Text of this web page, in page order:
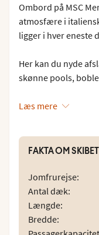
Ombord på MSC
atmosfære i
ligger i hver eneste
Her kan du nyde
skønne pools,
fyldt med fart og
behandlinger,
skønhedssalon.
Ombord venter et
madoplevelser.
Butcher's Cut,
japanske
smagsløgene
Læs mere
FAKTA OM SKIBET
Jomfrurejse:
Antal dæk:
Længde:
Bredde: